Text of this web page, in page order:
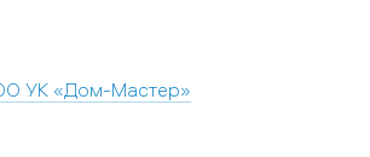
УК «Дом-Мастер»